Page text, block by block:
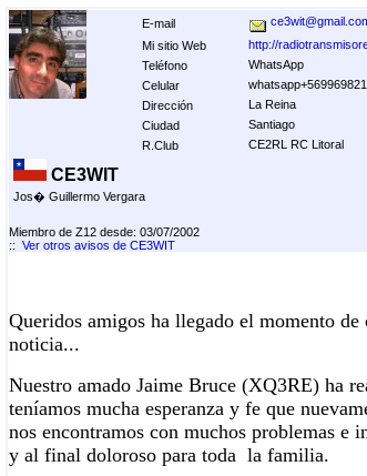
E-mail
Mi sitio Web
http://
Teléfono
WhatsApp
Celular
Dirección
La Reina
Ciudad
Santiago
R.Club
CE2RL RC Litoral
CE3WIT
Jos� Guillermo Vergara
Miembro de Z12 desde: 03/07/2002
:: Ver otros avisos de CE3WIT
Queridos amigos ha llegado el momento
noticia...
Nuestro amado Jaime Bruce (XQ3RE) ha
teníamos mucha esperanza y fe que
nos encontramos con muchos problemas e
y al final doloroso para toda la familia.